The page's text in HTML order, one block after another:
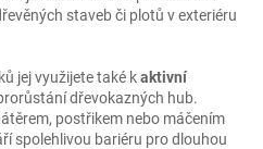
staveb či plotů v exteriéru
jej využijete také kaktivní
dřevokazných hub.
postřikem nebo máčením
spolehlivou bariéru pro dlouhou